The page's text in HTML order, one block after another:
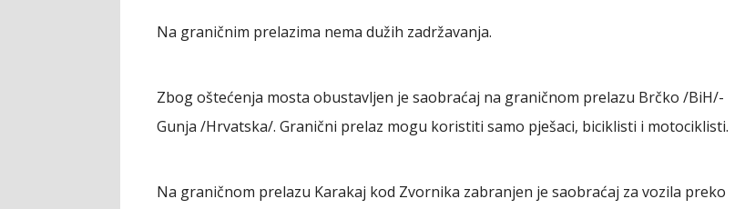
Na graničnim prelazima nema dužih zadržavanja.
Zbog oštećenja mosta obustavljen je saobraćaj na graničnom prelazu Brčko /BiH/-
Gunja /Hrvatska/. Granični prelaz mogu koristiti samo pješaci, biciklisti i motociklisti.
Na graničnom prelazu Karakaj kod Zvornika zabranjen je saobraćaj za vozila preko